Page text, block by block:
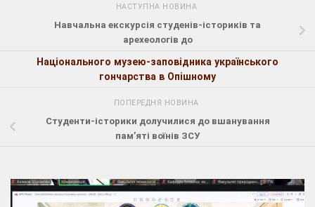
НАСТУПНА НОВИНА
Навчальна екскурсія студенів-істориків та
арехеологів до
Національного музею-заповідника українського
гончарства в Опішному
ПОПЕРЕДНЯ НОВИНА
Студенти-історики долучилися до вшанування
пам’яті воїнів ЗСУ